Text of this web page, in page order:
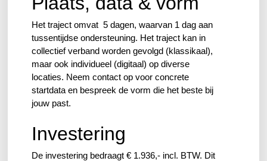
Het traject omvat 5 dagen, waarvan 1 dag aan
tussentijdse ondersteuning. Het traject kan in
collectief verband worden gevolgd (klassikaal),
maar ook individueel (digitaal) op diverse
locaties. Neem contact op voor concrete
startdata en bespreek de vorm die het beste bij
jouw past.
Investering
De investering bedraagt € 1.936,- incl. BTW. Dit